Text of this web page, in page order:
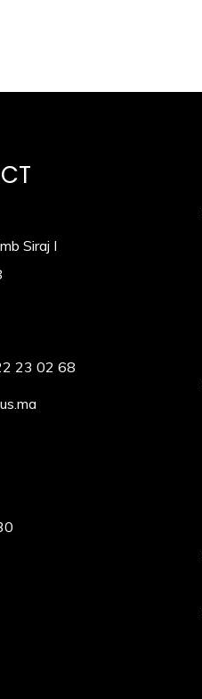
Siraj I
23 02 68